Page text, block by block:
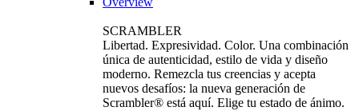
SCRAMBLER
Libertad. Expresividad. Color. Una combinación
única de autenticidad, estilo de vida y diseño
moderno. Remezcla tus creencias y acepta
nuevos desafíos: la nueva generación de
Scrambler® está aquí. Elige tu estado de ánimo.